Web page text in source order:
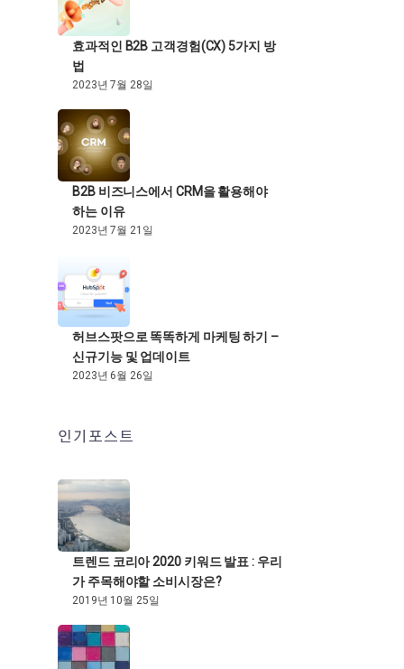
효과적인 B2B 고객경험(CX) 5가지 방
법
2023년 7월 28일
B2B 비즈니스에서 CRM을 활용해야
하는 이유
2023년 7월 21일
허브스팟으로 똑똑하게 마케팅 하기 –
신규기능 및 업데이트
2023년 6월 26일
인기포스트
트렌드 코리아 2020 키워드 발표 : 우리
가 주목해야할 소비시장은?
2019년 10월 25일